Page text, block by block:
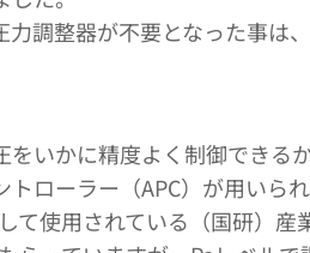
調整器が不要となった事は
いかに精度よく制御できるか
ローラー（APC）が用いられ
て使用されている（国研）